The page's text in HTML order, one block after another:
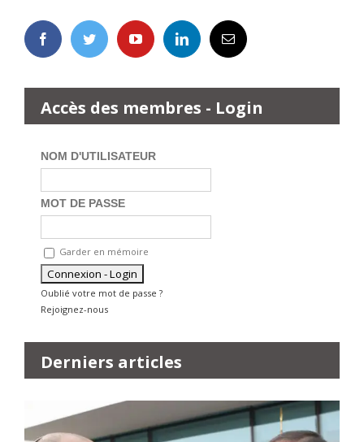
Accès des membres - Login
NOM D'UTILISATEUR
MOT DE PASSE
Garder en mémoire
Oublié votre mot de passe ?
Rejoignez-nous
Derniers articles